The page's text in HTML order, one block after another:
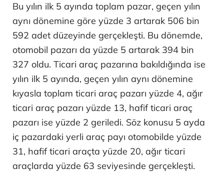
Bu yılın ilk 5 ayında toplam pazar, geçen yılın
aynı dönemine göre yüzde 3 artarak 506 bin
592 adet düzeyinde gerçekleşti. Bu dönemde,
otomobil pazarı da yüzde 5 artarak 394 bin
327 oldu. Ticari araç pazarına bakıldığında ise
yılın ilk 5 ayında, geçen yılın aynı dönemine
kıyasla toplam ticari araç pazarı yüzde 4, ağır
ticari araç pazarı yüzde 13, hafif ticari araç
pazarı ise yüzde 2 geriledi. Söz konusu 5 ayda
iç pazardaki yerli araç payı otomobilde yüzde
31, hafif ticari araçta yüzde 20, ağır ticari
araçlarda yüzde 63 seviyesinde gerçekleşti.